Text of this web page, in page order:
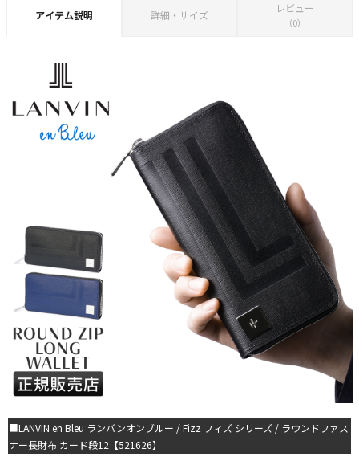
アイテム説明 詳細・サイズ
レビュー
（0）
■LANVIN en Bleu ランバンオンブルー / Fizz フィズ シリーズ / ラウンドファス
ナー長財布 カード段12【521626】